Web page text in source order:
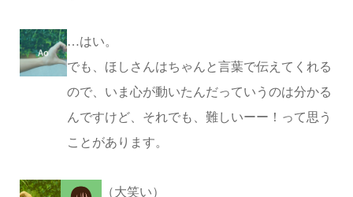
…はい。
でも、ほしさんはちゃんと言葉で伝えてくれる
ので、いま心が動いたんだっていうのは分かる
んですけど、それでも、難しいーー！って思う
ことがあります。
（大笑い）